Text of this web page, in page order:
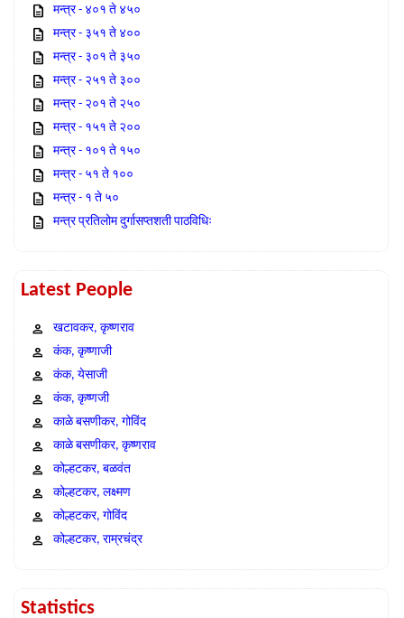
मन्त्र - ४०१ ते ४५०
मन्त्र - ३५१ ते ४००
मन्त्र - ३०१ ते ३५०
मन्त्र - २५१ ते ३००
मन्त्र - २०१ ते २५०
मन्त्र - १५१ ते २००
मन्त्र - १०१ ते १५०
मन्त्र - ५१ ते १००
मन्त्र - १ ते ५०
मन्त्र प्रतिलोम दुर्गासप्तशती पाठविधिः
Latest People
खटावकर, कृष्णराव
कंक, कृष्णाजी
कंक, येसाजी
कंक, कृष्णजी
काळे बसणीकर, गोविंद
काळे बसणीकर, कृष्णराव
कोल्हटकर, बळवंत
कोल्हटकर, लक्ष्मण
कोल्हटकर, गोविंद
कोल्हटकर, राम्रचंद्र
Statistics